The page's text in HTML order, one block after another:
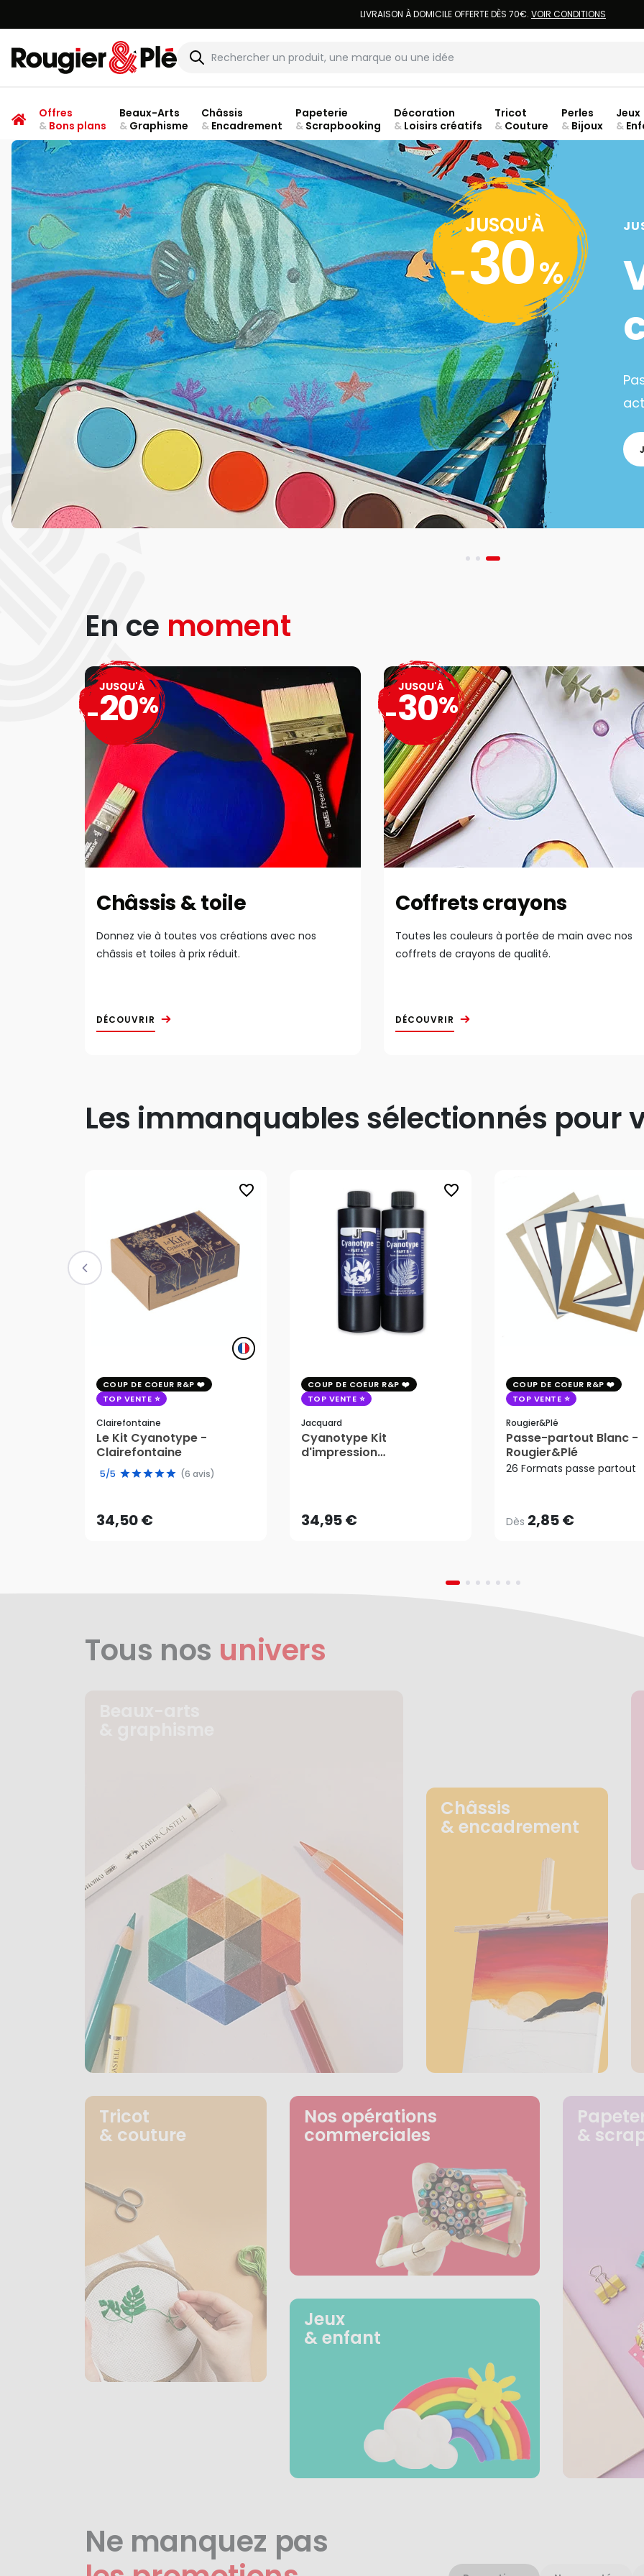
LIVRAISON À DOMICILE OFFERTE DÈS 70€. VOIR CONDITIONS
Rougier & Plé
Offres
&Bons plans
Beaux-Arts
&Graphisme
Châssis
&Encadrement
Papeterie
&Scrapbooking
Décoration
&Loisirs créatifs
Tricot
& Couture
Perles
& Bijoux
Jeux
&
JUSQU'À
-30%
En ce moment
Châssis & toile
Donnez vie à toutes vos créations avec nos
châssis et toiles à prix réduit.
DÉCOUVRIR
JUSQU'À
-20%
Coffrets crayons
Toutes les couleurs à portée de main avec nos
coffrets de crayons de qualité.
DÉCOUVRIR
JUSQU'À
-30%
Les immanquables sélectionnés pour
favorite_border
COUP DE COEUR R&P
TOP VENTE
Clairefontaine
Le Kit Cyanotype -
Clairefontaine
5/5 (6 avis)
34,50 €
34,50 €
AJOUTER AU PANIER
favorite_border
COUP DE COEUR R&P
TOP VENTE
Jacquard
Cyanotype Kit
d'impression
34,95 €AJOUTER AU PANIER
COUP DE COEUR R&P
TOP VENTE
Rougier&plé
Passe-partout Blanc -
Rougier&Plé
26 Formats passe partout
Dès 2,85 €
Dès2,85 €
Tous nos univers
Châssis
& encadrement
Tricot
& couture
Nos opérations
commerciales
Jeux
& enfant
&
Ne manquez pas